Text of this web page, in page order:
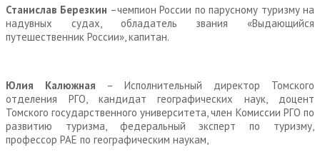
Станислав Березкин –чемпион России по парусному туризму на
надувных судах, обладатель звания «Выдающийся
путешественник России», капитан.
Юлия Калюжная – Исполнительный директор Томского
отделения РГО, кандидат географических наук, доцент
Томского государственного университета, член Комиссии РГО по
развитию туризма, федеральный эксперт по туризму,
профессор РАЕ по географическим наукам,